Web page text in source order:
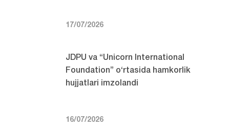
17/07/2026
JDPU va “Unicorn International
Foundation” o‘rtasida hamkorlik
hujjatlari imzolandi
16/07/2026